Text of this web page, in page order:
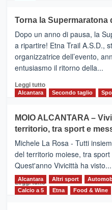
BROOKS
SuperMaratona
dell’Etna,
presentata
l’edizione
2026
Torna la Supermaratona
Dopo un anno di pausa, la
a ripartire! Etna Trail A.S.D.,
organizzatrice dell’evento,
entusiasmo il ritorno della...
Leggi tuttoLeggi
Torna
la
Supermaratona
dell’Etna
Alcantara Secondo taglio
MOIO ALCANTARA –
territorio, tra sport e
Michele La Rosa - Tutti
del territorio moiese, tra
Quest'anno Vivicittà ha visto...
Leggi tutto Leggi
Alcantara Altri sport
Calcio a 5
Etna Food & Wine